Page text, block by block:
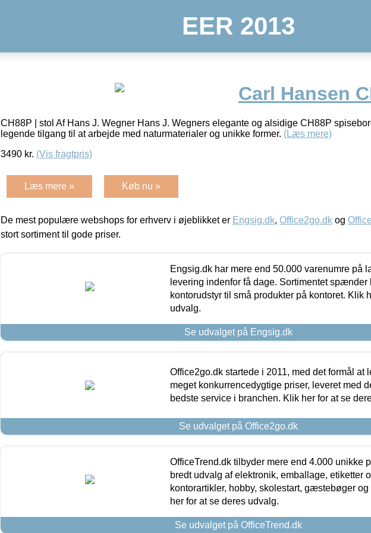
EER 2013
Carl Hansen
CH88P | stol Af Hans J. Wegner Hans J. Wegners elegante og alsidige CH88P
legende tilgang til at arbejde med naturmaterialer og unikke former. (Læs mere)
3490 kr. (Vis fragtpris)
Læs mere » Køb nu »
De mest populære webshops for erhverv i øjeblikket er Engsig.dk, Office2go.dk og
stort sortiment til gode priser.
Engsig.dk har mere end 50.000 varenumre på
levering indenfor få dage. Sortimentet spænder
kontorudstyr til små produkter på kontoret. Klik
udvalg.
Se udvalget på Engsig.dk
Office2go.dk startede i 2011, med det formål at
meget konkurrencedygtige priser, leveret med
bedste service i branchen. Klik her for at se
Se udvalget på Office2go.dk
OfficeTrend.dk tilbyder mere end 4.000 unikke
bredt udvalg af elektronik, emballage, etiketter
kontorartikler, hobby, skolestart, gæstebøger og
her for at se deres udvalg.
Se udvalget på OfficeTrend.dk